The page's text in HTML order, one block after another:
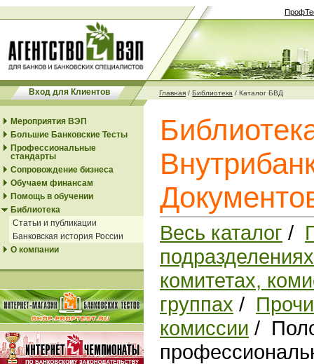
Вход для Клиентов Главная / Библиотека / Каталог БВД
Мероприятия ВЭП
Большие Банковские Тесты
Профессиональные
стандарты
Сопровождение бизнеса
Обучаем финансам
Помощь в обучении
Библиотека
Статьи и публикации
Банковская история России
О компании
Весь каталог /
подразделениях
комитетах,
группах /
комиссии /